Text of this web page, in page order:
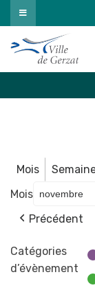
Passer
au
contenu
Mois
Mois
Précédent
Catégories
d’évènement